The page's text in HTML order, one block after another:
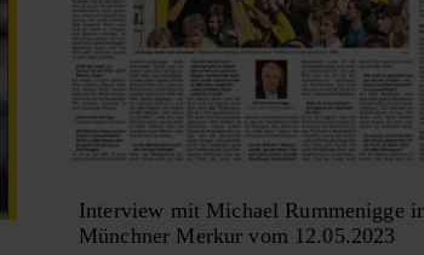
Interview mit Michael Rummenigge
Münchner Merkur vom 12.05.2023